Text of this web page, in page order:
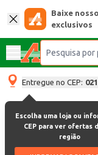
Baixe
exclusivos
Entregue no CEP:
Escolha uma loja ou
CEP para ver ofertas
região